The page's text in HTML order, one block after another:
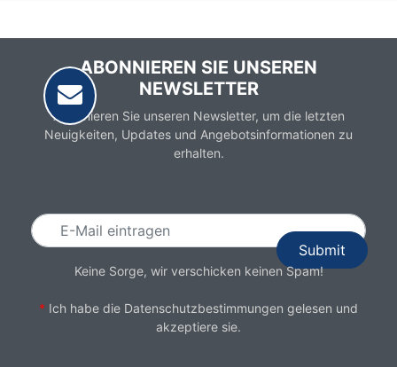
ABONNIEREN SIE UNSEREN
NEWSLETTER
Abonnieren Sie unseren Newsletter, um die letzten
Neuigkeiten, Updates und Angebotsinformationen zu
erhalten.
Keine Sorge, wir verschicken keinen Spam!
* Ich habe die Datenschutzbestimmungen gelesen und
akzeptiere sie.